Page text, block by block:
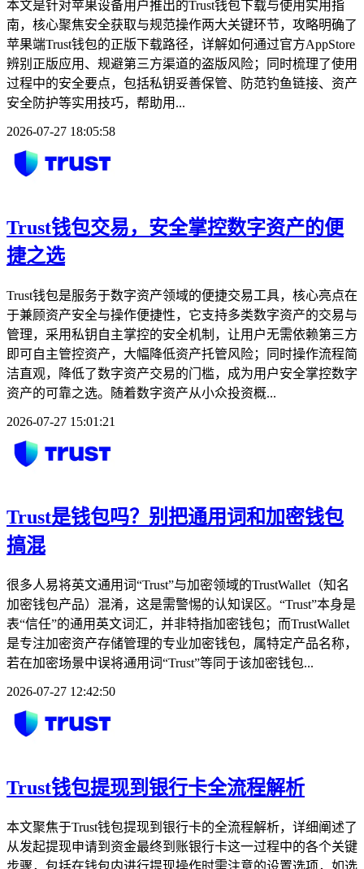
本文是针对苹果设备用户推出的Trust钱包下载与使用实用指
南，核心聚焦安全获取与规范操作两大关键环节，攻略明确了
苹果端Trust钱包的正版下载路径，详解如何通过官方AppStore
辨别正版应用、规避第三方渠道的盗版风险；同时梳理了使用
过程中的安全要点，包括私钥妥善保管、防范钓鱼链接、资产
安全防护等实用技巧，帮助用...
2026-07-27 18:05:58
Trust钱包交易，安全掌控数字资产的便
捷之选
Trust钱包是服务于数字资产领域的便捷交易工具，核心亮点在
于兼顾资产安全与操作便捷性，它支持多类数字资产的交易与
管理，采用私钥自主掌控的安全机制，让用户无需依赖第三方
即可自主管控资产，大幅降低资产托管风险；同时操作流程简
洁直观，降低了数字资产交易的门槛，成为用户安全掌控数字
资产的可靠之选。随着数字资产从小众投资概...
2026-07-27 15:01:21
Trust是钱包吗？别把通用词和加密钱包
搞混
很多人易将英文通用词“Trust”与加密领域的TrustWallet（知名
加密钱包产品）混淆，这是需警惕的认知误区。“Trust”本身是
表“信任”的通用英文词汇，并非特指加密钱包；而TrustWallet
是专注加密资产存储管理的专业加密钱包，属特定产品名称，
若在加密场景中误将通用词“Trust”等同于该加密钱包...
2026-07-27 12:42:50
Trust钱包提现到银行卡全流程解析
本文聚焦于Trust钱包提现到银行卡的全流程解析，详细阐述了
从发起提现申请到资金最终到账银行卡这一过程中的各个关键